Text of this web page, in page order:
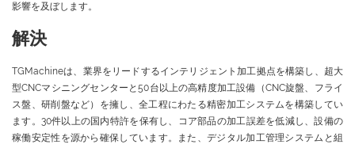
影響を及ぼします。
解決
TGMachineは、業界をリードするインテリジェント加工拠点を構築し、超大
型CNCマシニングセンターと50台以上の高精度加工設備（CNC旋盤、フライ
ス盤、研削盤など）を擁し、全工程にわたる精密加工システムを構築してい
ます。30件以上の国内特許を保有し、コア部品の加工誤差を低減し、設備の
稼働安定性を源から確保しています。また、デジタル加工管理システムと組